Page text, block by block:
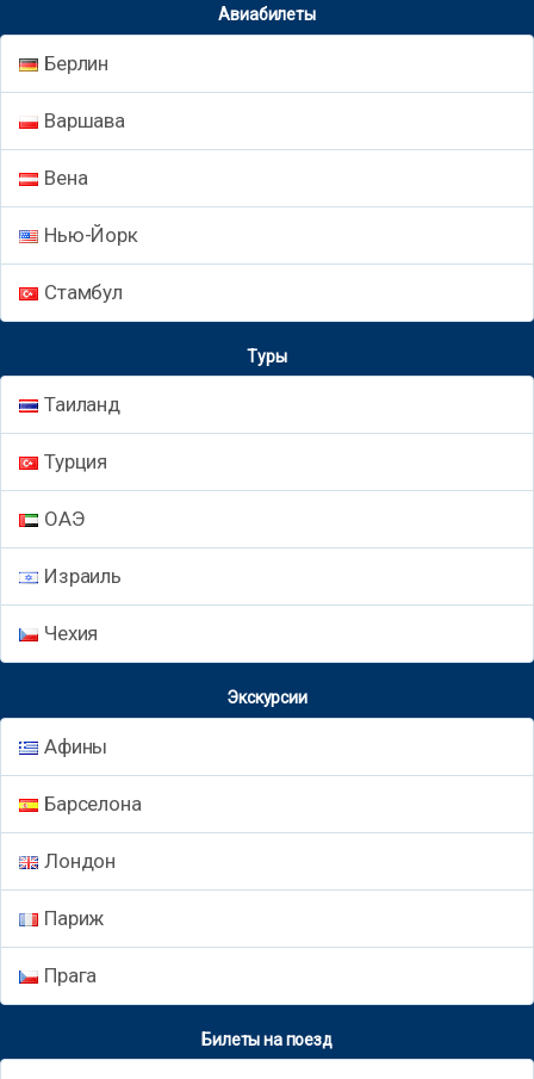
Авиабилеты
Берлин
Варшава
Вена
Нью-Йорк
Стамбул
Туры
Таиланд
Турция
ОАЭ
Израиль
Чехия
Экскурсии
Афины
Барселона
Лондон
Париж
Прага
Билеты на поезд